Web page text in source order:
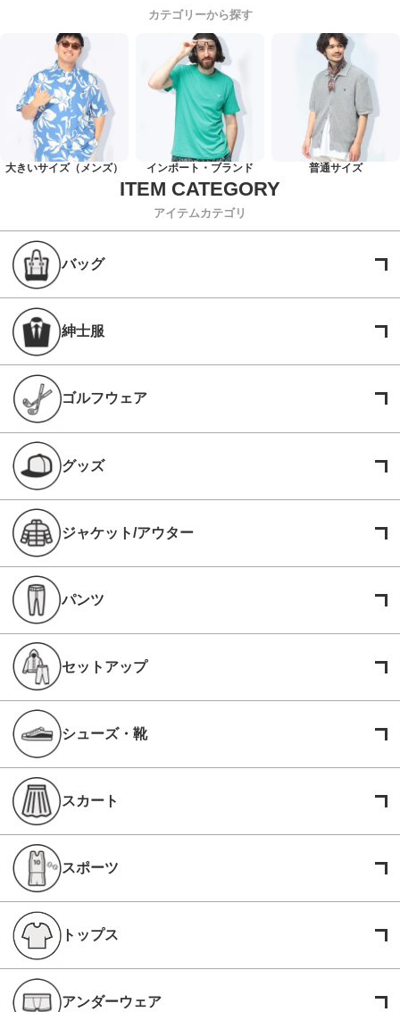
カテゴリーから探す
大きいサイズ（メンズ） インポート・ブランド 普通サイズ
アイテムカテゴリ
バッグ
紳士服
ゴルフウェア
グッズ
ジャケット/アウター
パンツ
セットアップ
シューズ・靴
スカート
スポーツ
トップス
アンダーウェア